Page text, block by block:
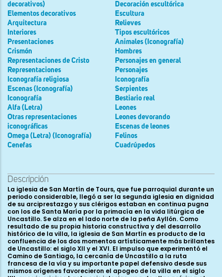
decorativos)
Elementos decorativos
Arquitectura
Interiores
Presentaciones
Crismón
Representaciones de Cristo
Representaciones
Iconografía religiosa
Escenas (Iconografía)
Iconografía
Alfa (Letra)
Otras representaciones
iconográficas
Omega (Letra) (Iconografía)
Cenefas
Decoración escultórica
Escultura
Relieves
Tipos escultóricos
Animales (Iconografía)
Hombres
Personajes en general
Personajes
Iconografía
Serpientes
Bestiario real
Leones
Leones devorando
Escenas de leones
Felinos
Cuadrúpedos
Descripción
La iglesia de San Martín de Tours, que fue parroquial durante un periodo considerable, llegó a ser la segunda iglesia en dignidad de su arciprestazgo y sus clérigos estaban en continua pugna con los de Santa María por la primacía en la vida litúrgica de Uncastillo. Se alza en el lado norte de la peña Ayllón. Como resultado de su propia historia constructiva y del desarrollo histórico de la villa, la iglesia de San Martín es producto de la confluencia de los dos momentos artísticamente más brillantes de Uncastillo: el siglo XII y el XVI. El impulso que experimentó el Camino de Santiago, la cercanía de Uncastillo a la ruta francesa de la vía y su importante papel defensivo desde sus mismos orígenes favorecieron el apogeo de la villa en el siglo XII, que vio erigirse hasta seis iglesias, una de ellas próxima al castillo que sobre la Peña de Aylón se levantaba y que originó el topónimo del lugar. La advocación contaba con tradición en la zona, pues los reyes de Pamplona habrían edificado en Sibrana o Sibirana, monte cercano a Uncastillo, una iglesia dedicada a San Martín obispo. Según Lacoste, la fundación intramuros de un templo con esta advocación se remontaría al reinado de Ramiro I (1035-1064); durante la repoblación de Uncastillo llevada a cabo por Sancho Ramírez en el 1080, el monarca del reino de Aragón patrocinó la parroquia de San Martín, lo que apunta a la existencia de un primer templo que comenzaría a ser edificado en el románico pleno, lo que contextualiza la existencia de esculturas de influencia jaquesa. El obispo de Pamplona Pedro de París ofició la consagración de la cabecera actual en 1179, tal y como prueban una inscipción pintada bajo el ventanal central de la cabecera, que reza ERA MCXVII, y un documento desaparecido y transcrito en los años cuarenta del siglo XX. Pedro I (1094-1104), hijo de Sancho Ramírez, cedió las iglesias de San Felices y San Martín de Uncastillo, junto con todos sus diezmos y primicias, a la diócesis de Pamplona, obispado del que dependería a lo largo de la segunda mitad del XII. Fue capilla real hasta 1250, en tiempos de Pedro III. En origen, la primitiva iglesia de San Martín tuvo planta rectangular de una sola nave cubierta con bóveda de cañón apuntado. Disponía de un ábside semicircular y una torre a los pies. El templo perdió su estructura románica con la reforma del siglo XVI, una ampliación motivada por el hecho de que los feligreses de San Miguel y San Lorenzo fueron adjudicados a San Martín, lo que requirió un mayor espacio para el culto. Las obras se llevaron a cabo entre 1544 y 1559, supuestamente bajo la dirección del maestro cantero Juan de Landerri, autor del claustro de Santa María en Uncastillo, y con la intervención de los canteros Juan de Amboranda, Juan de la Seuba y Sebastián Montes. La transformación configuró definitivamente su aspecto renacentista, que es el que ha llegado hasta nuestro días, ocultando parcialmente los restos de época románica. Así, fueron edificadas capillas a ambos lados del ábside y el coro, todas ellas cubiertas con magníficas bóvedas de crucería estrellada. Los muros laterales fueron demolidos para añadir nuevos tramos que dieron lugar a tres naves, más alta y ancha la central, cuyo espacio quedó cubierto con bóvedas de crucería estrellada. La nave mayor consta de un ábside orientado litúrgicamente, anteábside y tres tramos, el último de los cuales está ocupado por la sillería. En el lado de la epístola se añadieron tres tramos más el pórtico. Se levantaron dos capillas nuevas, así como un coro a los pies y se añadió un claustro en el muro norte, de planta irregular y cubierto por bóveda de arista. En la sacristía se abrió una nueva portada, con arco rebajado, decoración de candelieri en el frontal y el emblema de la villa, dos grifos. De este modo, el espacio que puede contemplar el visitante es el de un templo de tres naves, la central mayor y de más altura que las laterales, con un claustro de planta irregular. La esbelta torre presenta algún problema de datación ya que si bien en esta reforma fue erigida a imagen y semejanza de la de Santa María, algunos autores creen que el primitivo templo románico ya contaba con una torre, y otros, como Simon, apuntan la teoría de que su construcción se emprendería en algún momento en torno a los siglos XIII y XIV. Posee planta cuadrada y exteriormente se articula en cinco cuerpos que por el interior se ascienden mediante una escalera de caracol. En el superior se abren cuatro ventanas, que cobijan otras tantas correspondientes campanas, fechadas entre el siglo XVI y el XVIII. El templo actual está desacralizado, en perfecto estado de conservación y señalización, cumpliendo una importante función de difusión del patrimonio históricoartístico de la localidad. En 1969 se inició un proceso de restauración dirigido por el arquitecto Francisco Pons Sorolla, proyecto que se prolongaría durante los 70, con diversas intervenciones en su arte mueble hasta fechas recientes. Gran parte del mismo se exhibe de forma permanente junto a su tesoro litúrgico en la zona absidal y los primeros tramos de las naves del templo. Asimismo, en el claustro se muestran piezas exentas (capiteles, etc.). Y hay una zona de bienvenida al visitante de San Martín en la que se facilita información sobre el patrimonio artístico de la localidad y del denominado Territorio Museo. Centraremos nuestro análisis en la parte de su historia que discurre desde finales del siglo XI y a lo largo del XII. En las décadas centrales del siglo XX fueron saliendo a la luz elementos de su escultura monumental que permitieron no sólo poner de relieve la importancia artística de San Martín con respecto al resto del románico uncastillés, sino también descubrir la huella de diversos talleres escultóricos que fueron interviniendo en su programa iconográfico y que respondían a distintos momentos políticos y de desarrollo de la escultura aragonesa del siglo XII. Así, se constata la presencia de tallas de derivación jaquesa, lejanos ecos del taller de su catedral; asimismo se evidencia su dependencia de la diócesis pamplonesa a través de su vinculación con Santa María de Sangüesa, con la que comparte la presencia de talleres franceses de origen bearnés y borgoñón. Por todo ello, el templo se convierte en un buen ejemplo de la evolución estilística e iconográfica del románico del norte de la península a lo largo del siglo XII. Pueden distinguirse tres componentes fundamentales: en el de filiación más antigua es patente la influencia jaquesa, el segundo conecta con fórmulas desarrolladas en la propia localidad de Uncastillo a partir de tradiciones languedocianas en su versión bearnesa, mientras que en una tercera instancia son visibles modelos más septentrionales (se ha hablado tanto de derivados borgoñones como de soluciones vinculadas al entorno parisino) recibidos a través de Navarra. Más concretamente, se observa la actividad de un primer taller incardinado en tradiciones formales que habían sido generadas a finales del siglo XI y que mantuvieron su vigencia durante la primera mitad del siglo XII, al que corresponderían, entre otras piezas, un tímpano decorado con el crismón y los capiteles de la entrada actual bajo el pórtico. La obra del segundo taller se corresponde con ciertos capiteles de la nave que, como vio De Egry, son ya independientes del arte de Jaca; coincide en sus soluciones compositivas y especialmente en el tratamiento de las figuras con una manera de trabajar fuertemente asentada en la localidad de Uncastillo a mediados del siglo XII. Finalmente, puede distinguirse claramente una tercera modalidad de escultura correspondiente a la segunda mitad del siglo XII y más concretamente a la década de 1170, período en que la villa reanudó su dependencia del obispado de Pamplona, en la que se ejecutarían las esculturas atribuidas al taller de Leodegario que articulan la nueva cabecera consagrada en 1179. Desde finales del siglo XI hasta los años en torno a la década de 1140, Jaca y su ámbito de influencia constituyeron el foco principal y casi único de la escultura del reino de Aragón. El Maestro de Jaca y su taller marcaron la escultura de las primeras décadas del siglo XII, de tal suerte que su huella resulta visible en un cierto número de edificios de Aragón y Navarra. Con un repertorio animalístico (águilas, serpientes, osos, leones, maquias entre estos seres y el hombre), sus programas iconográficos vinculados con el pecado, la muerte y la redención fueron a menudo imitados con mayor o menor fortuna artística. Es el caso del tímpano que habría estado originariamente en la portada occidental de San Martín de Uncastillo, ahora reempleado en una pequeña portada meridional que queda encajonada en la entrada a la torre-campanario. Sus reducidas dimensiones, pues apenas mide 104 cm de luz, nos dan una pista de las dimensiones del primitivo templo. Está constituida por tímpano enmarcado por una única arquivolta consistente en grueso bocel que se ve flanqueado por una media caña decorada con bolas, motivo asimismo jaqués. Entre la arquivolta propiamente dicha y el tímpano corre un friso semicircular de entrelazos. El exterior de la puerta se ve orlado por una chambrana de ajedrezado. Al igual que en Jaca, dos leones flanquean el crismón trinitario que ocupa el centro del tímpano. Invirtiendo la colocación de Jaca, el león de la derecha del observador protege a una figura humana de una serpiente, mientras que el izquierdo desgarra a una gran serpiente, que en Jaca era un basilisco. Ambos aleccionan a los fieles sobre la figura de un Cristo “que acoge al pecador arrepentido, a veces aplasta las potencias del mal” (Durliat). Al igual que en otro tímpano que mimetiza el lábaro jaqués, en Santa Cruz de la Serós, aquí el autor demuestra una menor destreza técnica que la del modelo original. Su cronología sería claramente posterior al crismón del tímpano de Jaca, cuyo significado ha sido estudiado por Esteban Lorente, quien nos recuerda la citad